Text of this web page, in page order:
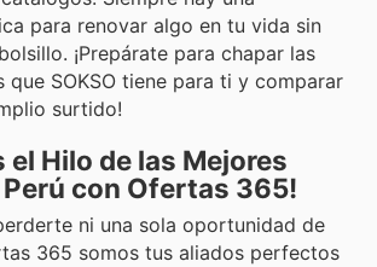
para renovar algo en tu vida sin
¡Prepárate para chapar las
que SOKSO tiene para ti y comparar
surtido!
el Hilo de las Mejores
con Ofertas 365!
ni una sola oportunidad de
365 somos tus aliados perfectos